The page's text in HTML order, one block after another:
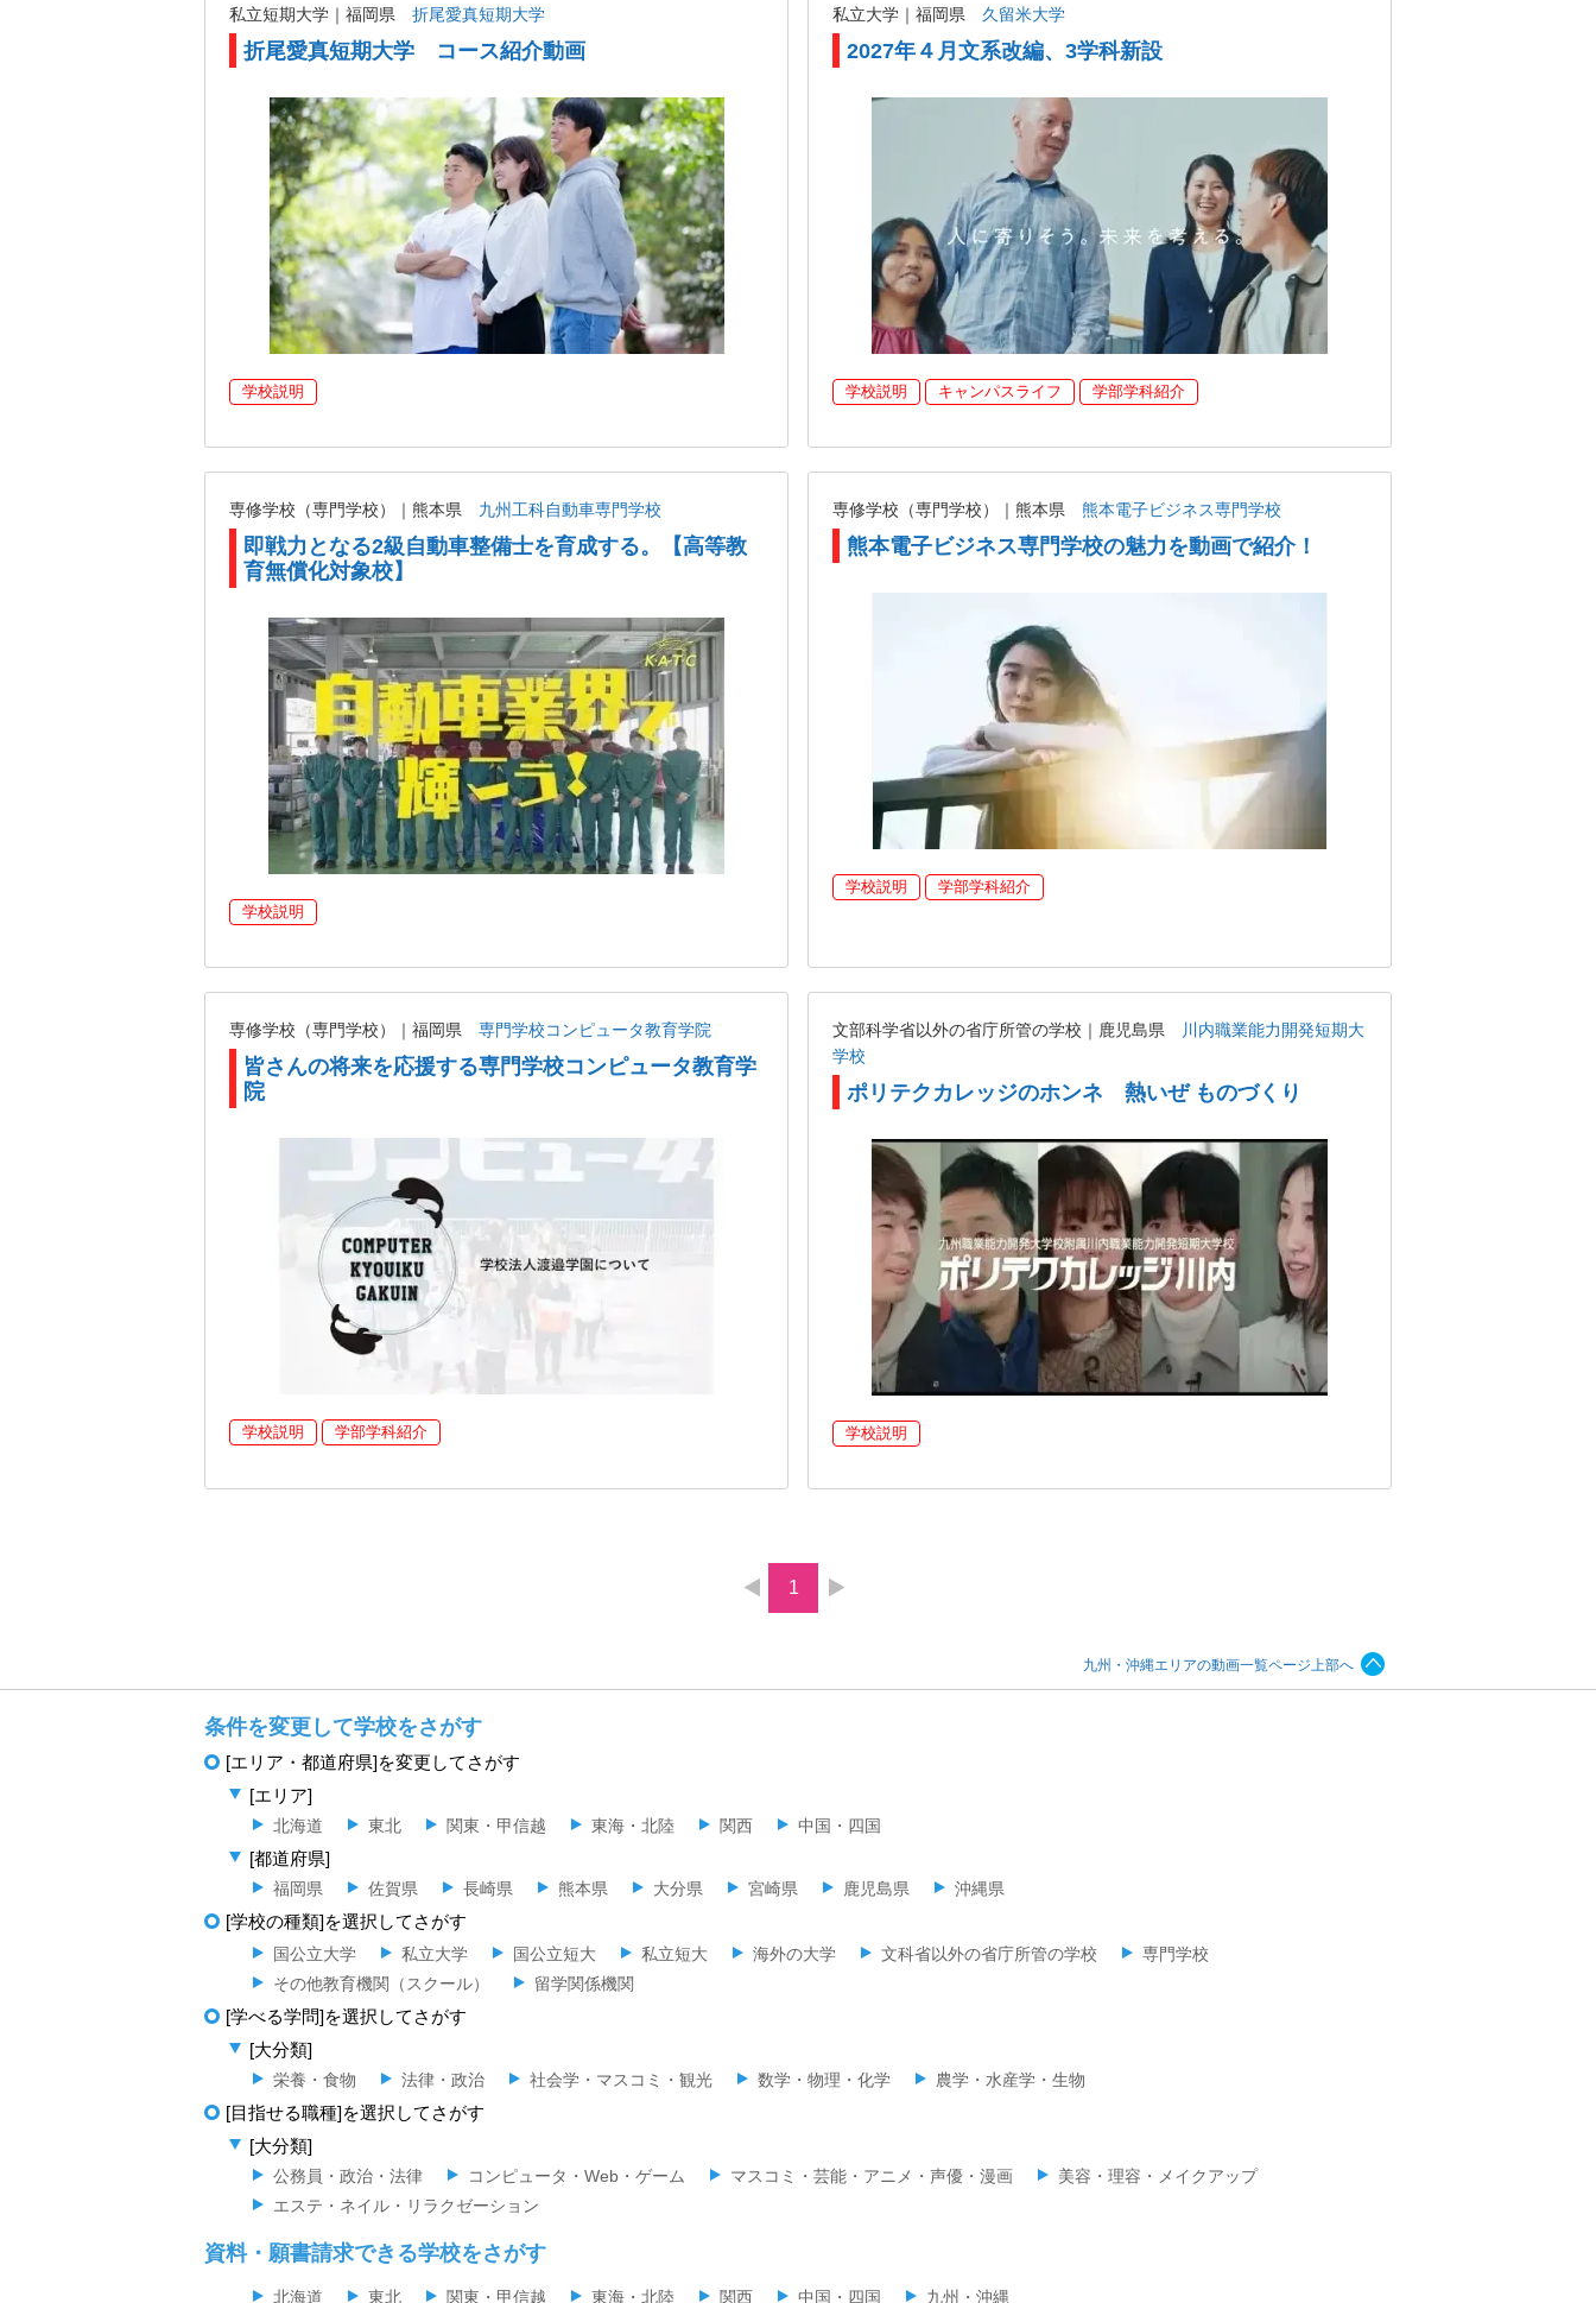
私立短期大学｜福岡県 折尾愛真短期大学
折尾愛真短期大学 コース紹介動画
学校説明
私立大学｜福岡県 久留米大学
2027年４月文系改編、3学科新設
学校説明 キャンパスライフ 学部学科紹介
専修学校（専門学校）｜熊本県 九州工科自動車専門学校
即戦力となる2級自動車整備士を育成する。【高等教
育無償化対象校】
学校説明
専修学校（専門学校）｜熊本県 熊本電子ビジネス専門学校
熊本電子ビジネス専門学校の魅力を動画で紹介！
学校説明 学部学科紹介
専修学校（専門学校）｜福岡県 専門学校コンピュータ教育学院
皆さんの将来を応援する専門学校コンピュータ教育学
院
学校説明 学部学科紹介
文部科学省以外の省庁所管の学校｜鹿児島県
川内職業能力開発短期大
学校
ポリテクカレッジのホンネ 熱いぜ ものづくり
学校説明
1
九州・沖縄エリアの動画一覧ページ上部へ
条件を変更して学校をさがす
[エリア・都道府県]を変更してさがす
[エリア]
北海道 東北 関東・甲信越 東海・北陸 関西 中国・四国
[都道府県]
福岡県 佐賀県 長崎県 熊本県 大分県 宮崎県 鹿児島県 沖縄県
[学校の種類]を選択してさがす
国公立大学 私立大学 国公立短大 私立短大 海外の大学 文科省以外の省庁所管の学校
専門学校
その他教育機関（スクール）
留学関係機関
[学べる学問]を選択してさがす
[大分類]
栄養・食物 法律・政治 社会学・マスコミ・観光 数学・物理・化学 農学・水産学・生物
[目指せる職種]を選択してさがす
[大分類]
公務員・政治・法律 コンピュータ・Web・ゲーム マスコミ・芸能・アニメ・声優・漫画
美容・理容・メイクアップ
エステ・ネイル・リラクゼーション
資料・願書請求できる学校をさがす
北海道 東北 関東・甲信越 東海・北陸 関西 中国・四国 九州・沖縄